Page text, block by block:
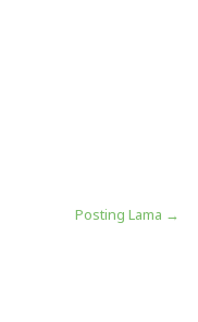
Posting Lama →